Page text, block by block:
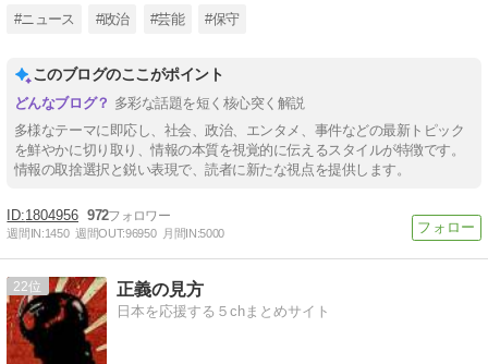
#ニュース #政治 #芸能 #保守
このブログのここがポイント
多彩な話題を短く核心突く解説
多様なテーマに即応し、社会、政治、エンタメ、事件などの最新トピック
を鮮やかに切り取り、情報の本質を視覚的に伝えるスタイルが特徴です。
情報の取捨選択と鋭い表現で、読者に新たな視点を提供します。
1804956 972
週間IN:1450 週間OUT:96950 月間IN:5000
22 正義の見方
日本を応援する５chまとめサイト